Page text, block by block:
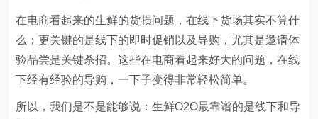
在电商看起来的生鲜的货损问题，在线下货场其实不算什
么；更关键的是线下的即时促销以及导购，尤其是邀请体
验品尝是关键杀招。这些在电商看起来好大的问题，在线
下经有经验的导购，一下子变得非常轻松简单。
所以，我们是不是能够说：生鲜O2O最靠谱的是线下和导